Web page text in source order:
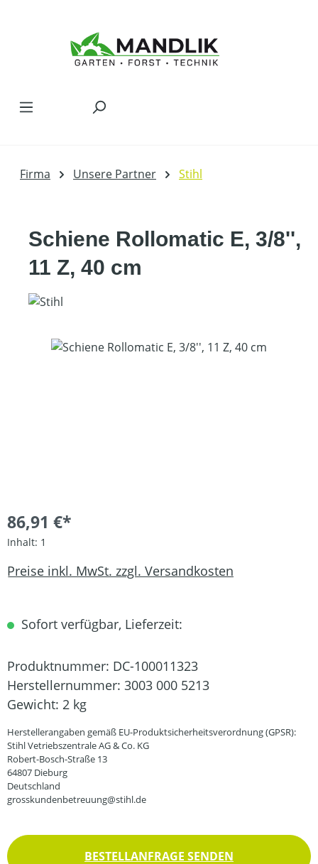
Firma Unsere Partner Stihl
Schiene Rollomatic E, 3/8'',
11 Z, 40 cm
Bildergalerie überspringen
86,91 €*
Inhalt: 1
Preise inkl. MwSt. zzgl. Versandkosten
Sofort verfügbar, Lieferzeit:
Produktnummer: DC-100011323
Herstellernummer: 3003 000 5213
Gewicht: 2 kg
Herstellerangaben gemäß EU-Produktsicherheitsverordnung (GPSR):
Stihl Vetriebszentrale AG & Co. KG
Robert-Bosch-Straße 13
64807 Dieburg
Deutschland
grosskundenbetreuung@stihl.de
BESTELLANFRAGE SENDEN